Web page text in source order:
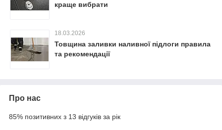
краще вибрати
18.03.2026
Товщина заливки наливної підлоги правила
та рекомендації
Про нас
85% позитивних з 13 відгуків за рік